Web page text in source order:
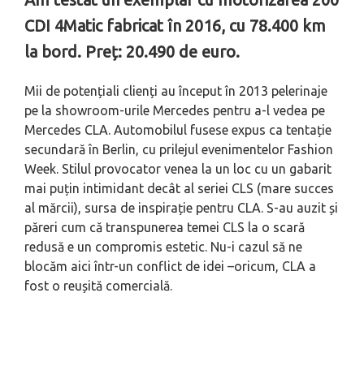
CDI 4Matic fabricat în 2016, cu 78.400 km
la bord. Preț: 20.490 de euro.
Mii de potențiali clienți au început în 2013 pelerinaje
pe la showroom-urile Mercedes pentru a-l vedea pe
Mercedes CLA. Automobilul fusese expus ca tentație
secundară în Berlin, cu prilejul evenimentelor Fashion
Week. Stilul provocator venea la un loc cu un gabarit
mai puțin intimidant decât al seriei CLS (mare succes
al mărcii), sursa de inspirație pentru CLA. S-au auzit și
păreri cum că transpunerea temei CLS la o scară
redusă e un compromis estetic. Nu-i cazul să ne
blocăm aici într-un conflict de idei –oricum, CLA a
fost o reușită comercială.